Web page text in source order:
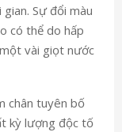
Sự đổi màu
có thể do hấp
vài giọt nước
chân tuyên bố
kỳ lượng độc tố